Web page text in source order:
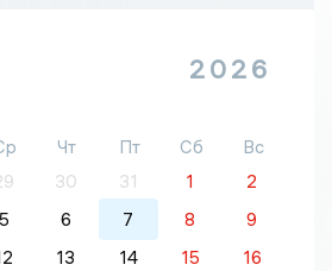
2026
Чт Пт Сб
Вс
30 31 1
2
5 6 7 8
9
13 14 15
16